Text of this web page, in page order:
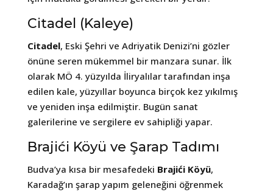
Citadel (Kaleye)
Citadel, Eski Şehri ve Adriyatik Denizi’ni gözler
önüne seren mükemmel bir manzara sunar. İlk
olarak MÖ 4. yüzyılda İliryalılar tarafından inşa
edilen kale, yüzyıllar boyunca birçok kez yıkılmış
ve yeniden inşa edilmiştir. Bugün sanat
galerilerine ve sergilere ev sahipliği yapar.
Brajići Köyü ve Şarap Tadımı
Budva’ya kısa bir mesafedeki Brajići Köyü,
Karadağ’ın şarap yapım geleneğini öğrenmek